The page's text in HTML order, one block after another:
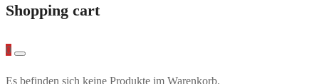
Shopping cart
0
Es befinden sich keine Produkte im Warenkorb.